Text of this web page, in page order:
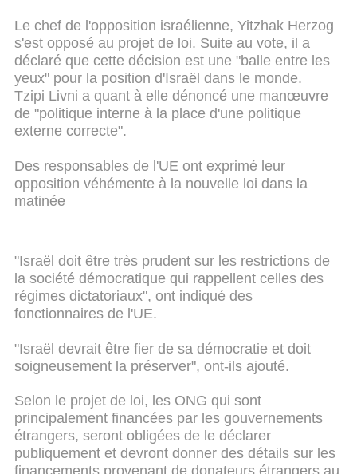
Le chef de l'opposition israélienne, Yitzhak Herzog
s'est opposé au projet de loi. Suite au vote, il a
déclaré que cette décision est une "balle entre les
yeux" pour la position d'Israël dans le monde.
Tzipi Livni a quant à elle dénoncé une manœuvre
de "politique interne à la place d'une politique
externe correcte".
Des responsables de l'UE ont exprimé leur
opposition véhémente à la nouvelle loi dans la
matinée
"Israël doit être très prudent sur les restrictions de
la société démocratique qui rappellent celles des
régimes dictatoriaux", ont indiqué des
fonctionnaires de l'UE.
"Israël devrait être fier de sa démocratie et doit
soigneusement la préserver", ont-ils ajouté.
Selon le projet de loi, les ONG qui sont
principalement financées par les gouvernements
étrangers, seront obligées de le déclarer
publiquement et devront donner des détails sur les